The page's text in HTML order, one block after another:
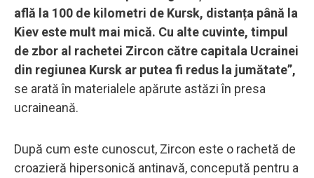
află la 100 de kilometri de Kursk, distanța până la
Kiev este mult mai mică. Cu alte cuvinte, timpul
de zbor al rachetei Zircon către capitala Ucrainei
din regiunea Kursk ar putea fi redus la jumătate”,
se arată în materialele apărute astăzi în presa
ucraineană.
După cum este cunoscut, Zircon este o rachetă de
croazieră hipersonică antinavă, concepută pentru a